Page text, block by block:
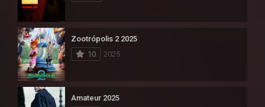
Zootrópolis 2 2025
10
2025
Amateur 2025